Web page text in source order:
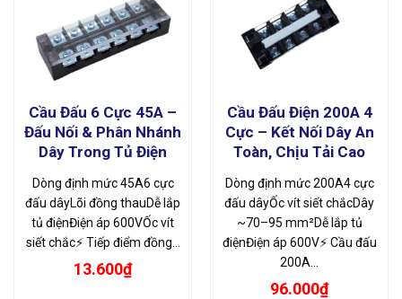
Cầu Đấu 6 Cực 45A –
Đấu Nối & Phân Nhánh
Dây Trong Tủ Điện
Dòng định mức 45A6 cực
đấu dâyLõi đồng thauDễ lắp
tủ điệnĐiện áp 600VỐc vít
siết chắc⚡ Tiếp điểm đồng…
13.600₫
Cầu Đấu Điện 200A 4
Cực – Kết Nối Dây An
Toàn, Chịu Tải Cao
Dòng định mức 200A4 cực
đấu dâyỐc vít siết chắcDây
~70–95 mm²Dễ lắp tủ
điệnĐiện áp 600V⚡ Cầu đấu
200A…
96.000₫